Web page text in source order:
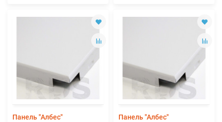
Панель "Албес"
Панель "Албес"